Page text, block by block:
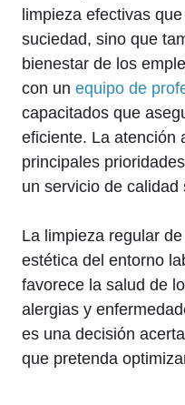
limpieza efectivas
suciedad, sino que
bienestar de los
con un equipo de
capacitados que
eficiente. La atención
principales
un servicio de calidad
La limpieza regular
estética del entorno
favorece la salud de
alergias y
es una decisión
que pretenda